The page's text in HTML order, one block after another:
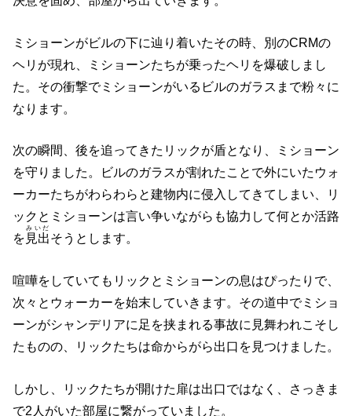
ミショーンがビルの下に辿り着いたその時、別のCRMの
ヘリが現れ、ミショーンたちが乗ったヘリを爆破しまし
た。その衝撃でミショーンがいるビルのガラスまで粉々に
なります。
次の瞬間、後を追ってきたリックが盾となり、ミショーン
を守りました。ビルのガラスが割れたことで外にいたウォ
ーカーたちがわらわらと建物内に侵入してきてしまい、リ
ックとミショーンは言い争いながらも協力して何とか活路
を 見出
みいだ
そうとします。
喧嘩をしていてもリックとミショーンの息はぴったりで、
次々とウォーカーを始末していきます。その道中でミショ
ーンがシャンデリアに足を挟まれる事故に見舞われこそし
たものの、リックたちは命からがら出口を見つけました。
しかし、リックたちが開けた扉は出口ではなく、さっきま
で2人がいた部屋に繋がっていました。